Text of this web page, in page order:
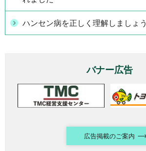
ハンセン病を正しく理解しましょう
バナー広告
広告掲載のご案内